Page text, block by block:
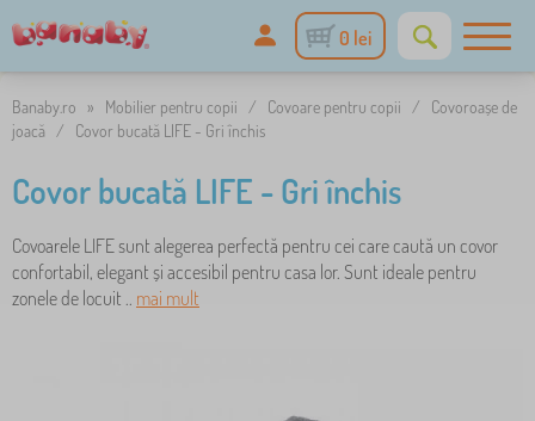
0 lei
Banaby.ro » Mobilier pentru copii / Covoare pentru copii /
Covoroașe de
joacă
/ Covor bucată LIFE - Gri închis
Covor bucată LIFE - Gri închis
Covoarele LIFE sunt alegerea perfectă pentru cei care caută un covor
confortabil, elegant și accesibil pentru casa lor. Sunt ideale pentru
zonele de locuit .. mai mult